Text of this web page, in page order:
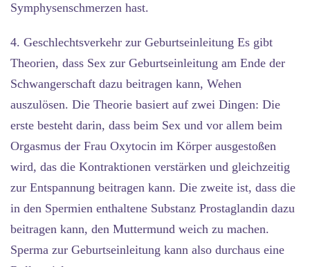
Symphysenschmerzen hast.
4. Geschlechtsverkehr zur Geburtseinleitung Es gibt
Theorien, dass Sex zur Geburtseinleitung am Ende der
Schwangerschaft dazu beitragen kann, Wehen
auszulösen. Die Theorie basiert auf zwei Dingen: Die
erste besteht darin, dass beim Sex und vor allem beim
Orgasmus der Frau Oxytocin im Körper ausgestoßen
wird, das die Kontraktionen verstärken und gleichzeitig
zur Entspannung beitragen kann. Die zweite ist, dass die
in den Spermien enthaltene Substanz Prostaglandin dazu
beitragen kann, den Muttermund weich zu machen.
Sperma zur Geburtseinleitung kann also durchaus eine